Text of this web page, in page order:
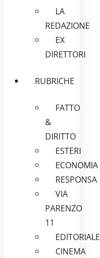
LA
REDAZIONE
EX
DIRETTORI
RUBRICHE
FATTO
&
DIRITTO
ESTERI
ECONOMIA
RESPONSA
VIA
PARENZO
11
EDITORIALE
CINEMA